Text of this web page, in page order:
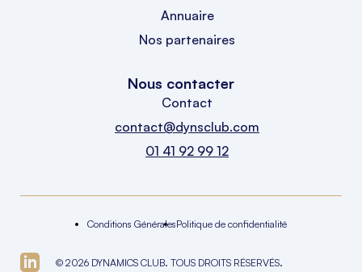
Annuaire
Nos partenaires
Nous contacter
Contact
contact@dynsclub.com
01 41 92 99 12
© 2026 DYNAMICS CLUB. TOUS DROITS RÉSERVÉS.
Conditions GénéralesPolitique de confidentialité